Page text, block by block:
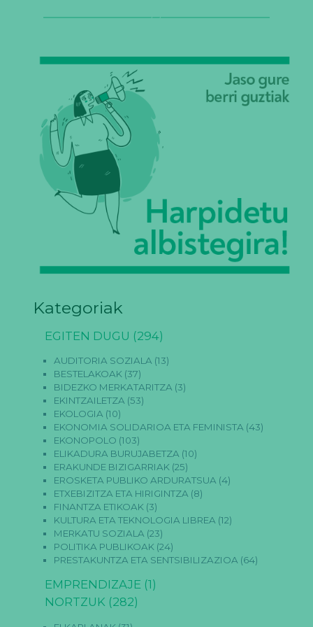
Kategoriak
EGITEN DUGU (294)
AUDITORIA SOZIALA (13)
BESTELAKOAK (37)
BIDEZKO MERKATARITZA (3)
EKINTZAILETZA (53)
EKOLOGIA (10)
EKONOMIA SOLIDARIOA ETA FEMINISTA (43)
EKONOPOLO (103)
ELIKADURA BURUJABETZA (10)
ERAKUNDE BIZIGARRIAK (25)
EROSKETA PUBLIKO ARDURATSUA (4)
ETXEBIZITZA ETA HIRIGINTZA (8)
FINANTZA ETIKOAK (3)
KULTURA ETA TEKNOLOGIA LIBREA (12)
MERKATU SOZIALA (23)
POLITIKA PUBLIKOAK (24)
PRESTAKUNTZA ETA SENTSIBILIZAZIOA (64)
EMPRENDIZAJE(1)
NORTZUK(282)